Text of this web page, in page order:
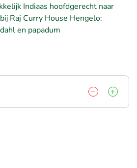
Indiaas hoofdgerecht naar
Raj Curry House Hengelo:
en papadum